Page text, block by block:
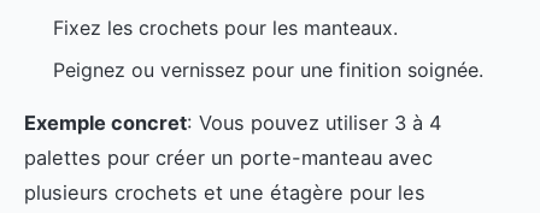
Fixez les crochets pour les manteaux.
Peignez ou vernissez pour une finition soignée.
Exemple concret: Vous pouvez utiliser 3 à 4
palettes pour créer un porte-manteau avec
plusieurs crochets et une étagère pour les